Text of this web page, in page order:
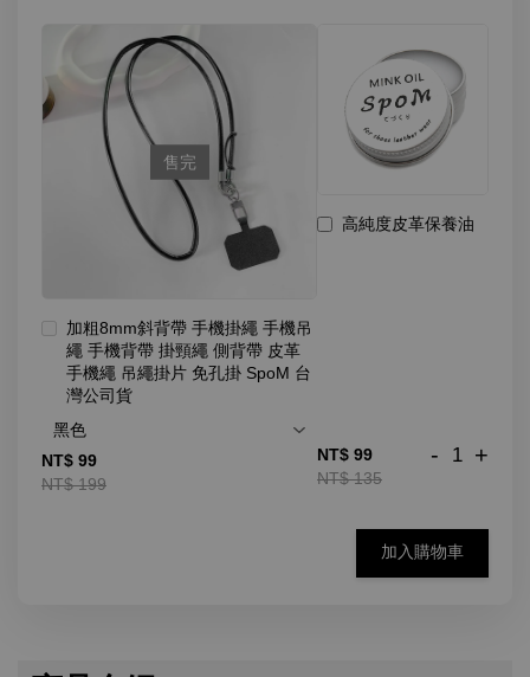
售完
加粗8mm斜背帶 手機掛繩 手機吊
繩 手機背帶 掛頸繩 側背帶 皮革
手機繩 吊繩掛片 免孔掛 SpoM 台
灣公司貨
NT$ 99
NT$ 199
高純度皮革保養油
NT$ 99
NT$ 135
- +
加入購物車